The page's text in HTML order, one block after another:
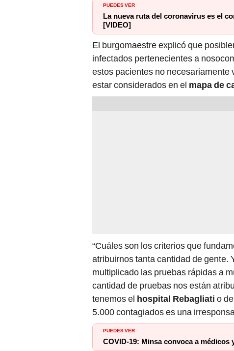
PUEDES VER
La nueva ruta del coronavirus es el
[VIDEO]
El burgomaestre explicó que
infectados pertenecientes a
estos pacientes no necesariamente
estar considerados en el mapa de
“Cuáles son los criterios que
atribuirnos tanta cantidad de gente.
multiplicado las pruebas rápidas a
cantidad de pruebas nos están
tenemos el hospital Rebagliati o
5.000 contagiados es una
PUEDES VER
COVID-19: Minsa convoca a